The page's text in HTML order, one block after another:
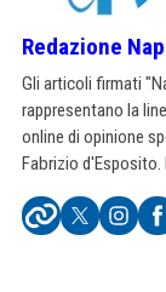
Redazione
Gli articoli firmati
rappresentano la
online di opinione
Fabrizio